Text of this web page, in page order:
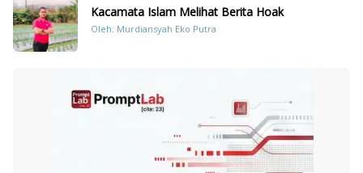
Kacamata Islam Melihat Berita Hoak
Oleh: Murdiansyah Eko Putra